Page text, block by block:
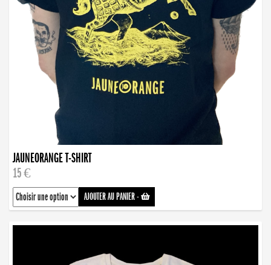
JAUNEORANGE T-SHIRT
15 €
AJOUTER AU PANIER-